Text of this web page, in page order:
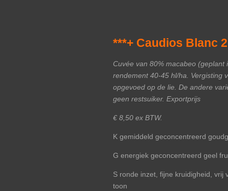
***+ Caudios Blanc
Cuvée van 80% macabeo
rendement 40-45 hl/ha. Vergisting
opgevoed op de lie. De andere
geen restsuiker. Exportprijs
€ 8,50 ex BTW.
K gemiddeld geconcentreerd
G energiek geconcentreerd geel
S ronde inzet, fijne kruidigheid,
toon